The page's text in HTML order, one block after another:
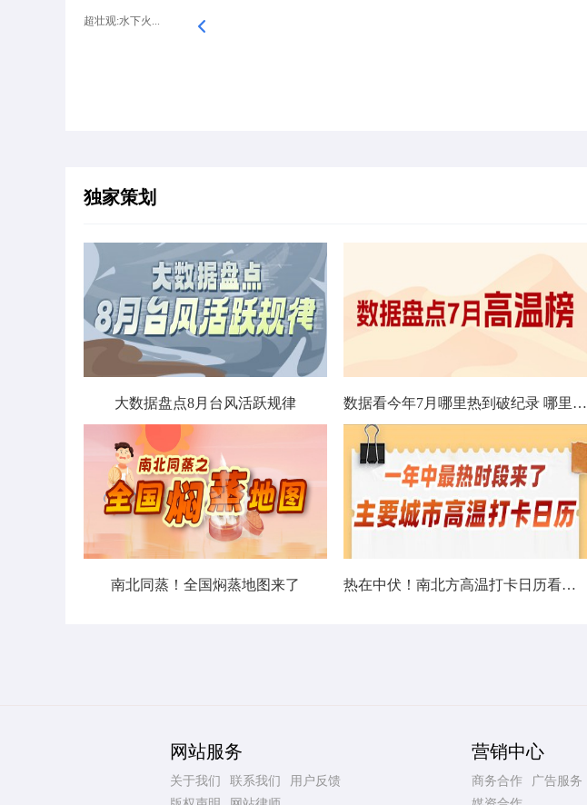
超壮观:水下火...
独家策划
大数据盘点8月台风活跃规律 数据看今年7月哪里热到破纪录 哪里暑热连轴转
南北同蒸！全国焖蒸地图来了 热在中伏！南北方高温打卡日历看哪里热力持久
网站服务
关于我们 联系我们
用户反馈
营销中心
商务合作
广告服务